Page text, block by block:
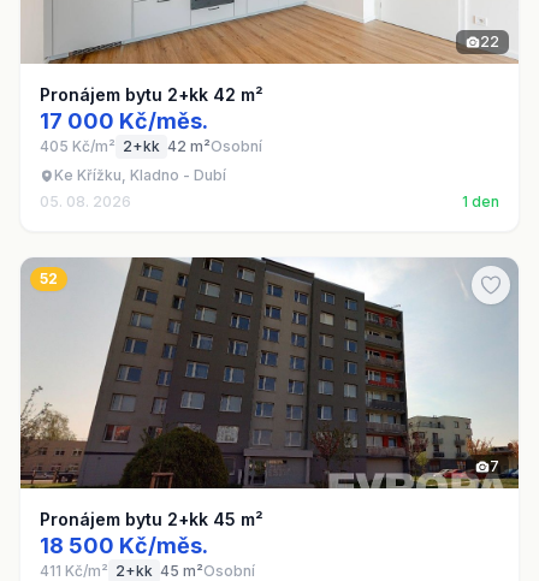
22
Pronájem bytu 2+kk 42 m²
17 000 Kč/měs.
405 Kč/m² 2+kk 42 m²Osobní
Ke Křížku, Kladno - Dubí
05. 08. 2026
1 den
52
7
Pronájem bytu 2+kk 45 m²
18 500 Kč/měs.
411 Kč/m² 2+kk 45 m²Osobní